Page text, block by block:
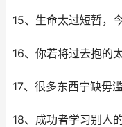
15、生命太过短暂，
16、你若将过去抱的
17、很多东西宁缺毋
18、成功者学习别人